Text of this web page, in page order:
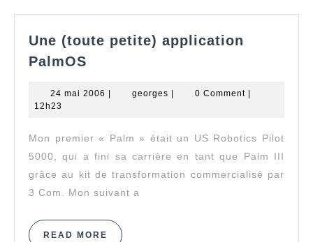
Une (toute petite) application
PalmOS
petite)
24 mai 2006 24
| georges georges
| 0 Comment |
12h23
Mon premier « Palm » était un US Robotics Pilot
5000, qui a fini sa carrière en tant que Palm III
grâce au kit de transformation commercialisé par
3 Com. Mon suivant a
READ MORE READ